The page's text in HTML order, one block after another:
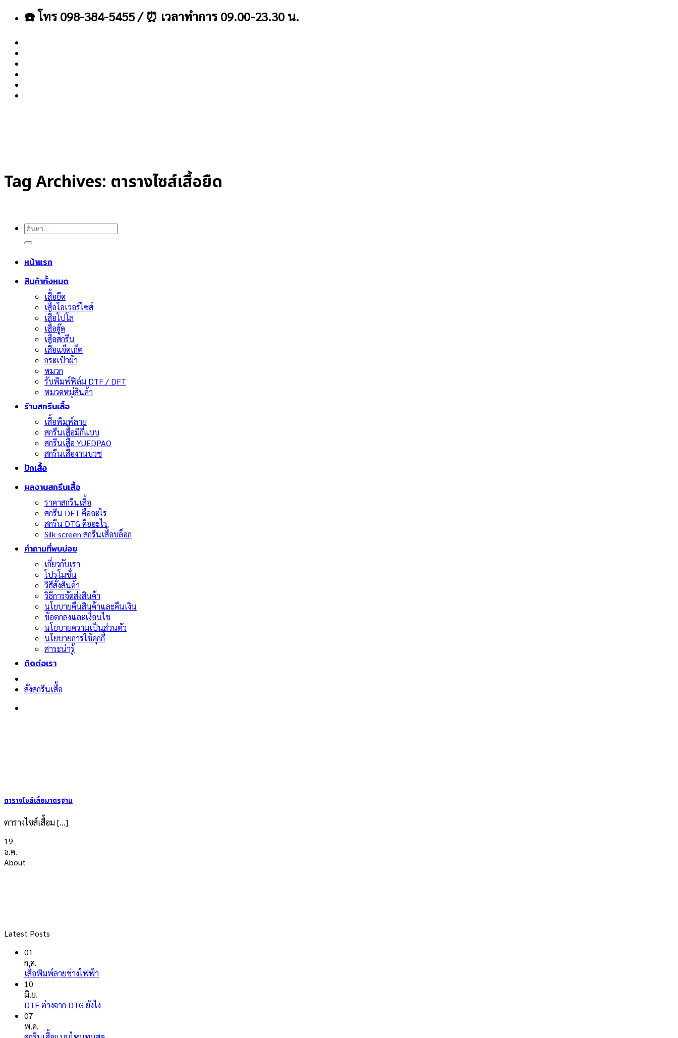
เนื้อหา
☎️ โทร 098-384-5455 / ⏰ เวลาทำการ 09.00-23.30 น.
ค้นหา:
หน้าแรก
สินค้าทั้งหมด
เสื้อยืด
เสื้อโอเวอร์ไซส์
เสื้อโปโล
เสื้อฮู๊ด
เสื้อสกรีน
เสื้อแจ็คเก็ต
กระเป๋าผ้า
หมวก
รับพิมพ์ฟิล์ม DTF / DFT
หมวดหมู่สินค้า
ร้านสกรีนเสื้อ
เสื้อพิมพ์ลาย
สกรีนเสื้อมีกี่แบบ
สกรีนเสื้อ YUEDPAO
สกรีนเสื้องานบวช
ปักเสื้อ
ผลงานสกรีนเสื้อ
ราคาสกรีนเสื้อ
สกรีน DFT คืออะไร
สกรีน DTG คืออะไร
Silk screen สกรีนเสื้อบล็อก
คำถามที่พบบ่อย
เกี่ยวกับเรา
โปรโมชั่น
วิธีสั่งสินค้า
วิธีการจัดส่งสินค้า
นโยบายคืนสินค้าและคืนเงิน
ข้อตกลงและเงื่อนไข
นโยบายความเป็นส่วนตัว
นโยบายการใช้คุกกี้
สาระน่ารู้
ติดต่อเรา
สั่งสกรีนเสื้อ
Tag Archives: ตารางไซส์เสื้อยืด
ตารางไซส์เสื้อมาตรฐาน
ตารางไซส์เสื้อม [...]
19
ธ.ค.
About
Latest Posts
01
ก.ค.
เสื้อพิมพ์ลายช่างไฟฟ้า
บน
ลาย
10
มิ.ย.
DTF ต่างจาก DTG ยังไง
บน
07
พ.ค.